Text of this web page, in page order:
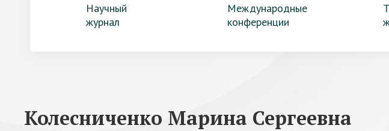
Научный
журнал
Международные
конференции
Колесниченко Марина Сергеевна